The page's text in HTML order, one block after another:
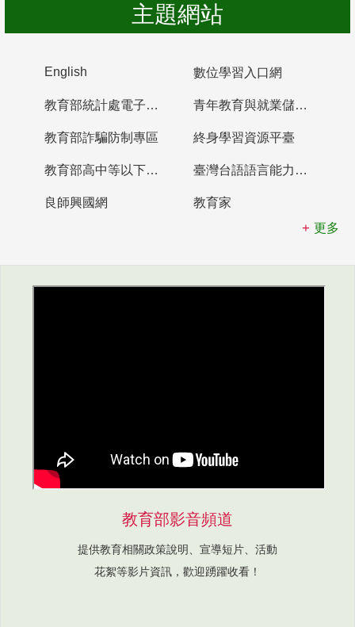
主題網站
English 數位學習入口網
教育部統計處電子書櫃 青年教育與就業儲蓄帳戶
教育部詐騙防制專區 終身學習資源平臺
教育部高中等以下學校及幼兒園教師資格檢定考試 臺灣台語語言能力認證網站
良師興國網
教育家
更多
教育部影音頻道
提供教育相關政策說明、宣導短片、活動
花絮等影片資訊，歡迎踴躍收看！